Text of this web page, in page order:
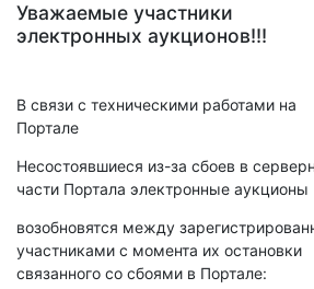
Уважаемые участники
электронных аукционов!!!
В связи с техническими работами на
Портале
Несостоявшиеся из-за сбоев в
части Портала электронные аукционы
возобновятся между
участниками с момента их остановки
связанного со сбоями в Портале: